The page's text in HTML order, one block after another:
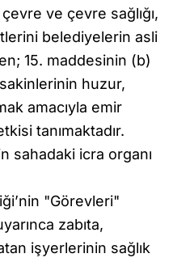
ve çevre sağlığı,
belediyelerin asli
15. maddesinin (b)
huzur,
amacıyla emir
tanımaktadır.
sahadaki icra organı
"Görevleri"
zabıta,
işyerlerinin sağlık